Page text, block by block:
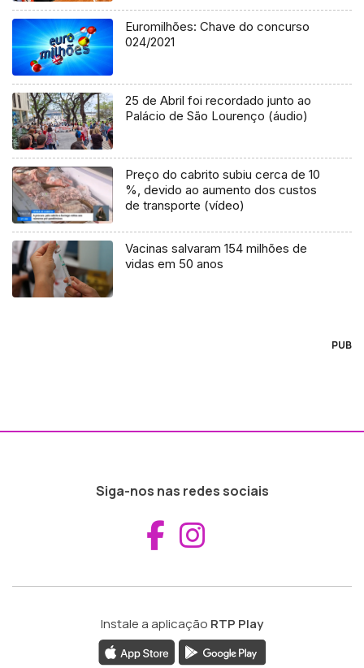
Euromilhões: Chave do concurso
024/2021
25 de Abril foi recordado junto ao
Palácio de São Lourenço (áudio)
Preço do cabrito subiu cerca de 10
%, devido ao aumento dos custos
de transporte (vídeo)
Vacinas salvaram 154 milhões de
vidas em 50 anos
PUB
Siga-nos nas redes sociais
Aceder ao
Instale a aplicação RTP Play